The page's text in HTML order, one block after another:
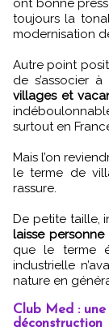
ont bonne
toujours la
modernisation
Autre point
de s’associer
villages et
surtout en
Mais l’on
le terme de
rassure.
De petite taille,
laisse
que le terme
industrielle
nature en
Club Med :
déconstruction